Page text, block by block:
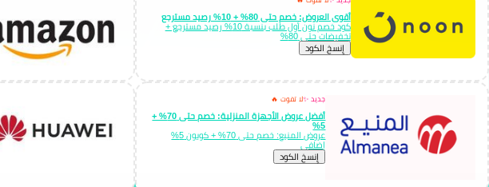
أقوى العروض: خصم حتى 80% + 10% رصيد مسترجع
كود خصم نون أول طلب بنسبة 10% رصيد مسترجع +
تخفيضات حتى 80%
إِنسخ الكود
جديد ✨لا تفوت 🔥
أفضل عروض الأجهزة المنزلية: خصم حتى 70% +
5%
عروض المنيع: خصم حتى 70% + كوبون 5%
إضافي
إِنسخ الكود